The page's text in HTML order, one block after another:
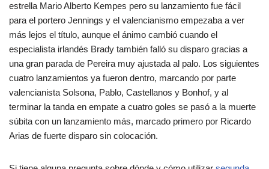
estrella Mario Alberto Kempes pero su lanzamiento fue fácil
para el portero Jennings y el valencianismo empezaba a ver
más lejos el título, aunque el ánimo cambió cuando el
especialista irlandés Brady también falló su disparo gracias a
una gran parada de Pereira muy ajustada al palo. Los siguientes
cuatro lanzamientos ya fueron dentro, marcando por parte
valencianista Solsona, Pablo, Castellanos y Bonhof, y al
terminar la tanda en empate a cuatro goles se pasó a la muerte
súbita con un lanzamiento más, marcado primero por Ricardo
Arias de fuerte disparo sin colocación.